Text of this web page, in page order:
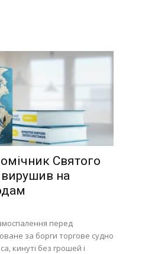
–
Літукраїна
Святого
на
перед
за борги торгове судно
кинуті без грошей і